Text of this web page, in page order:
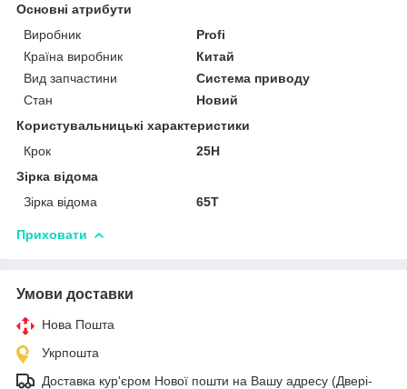
Основні атрибути
Виробник
Profi
Країна виробник
Китай
Вид запчастини
Система приводу
Стан
Новий
Користувальницькі характеристики
Крок
25H
Зірка відома
Зірка відома
65T
Приховати
Умови доставки
Нова Пошта
Укрпошта
Доставка кур'єром Нової пошти на Вашу адресу (Двері-